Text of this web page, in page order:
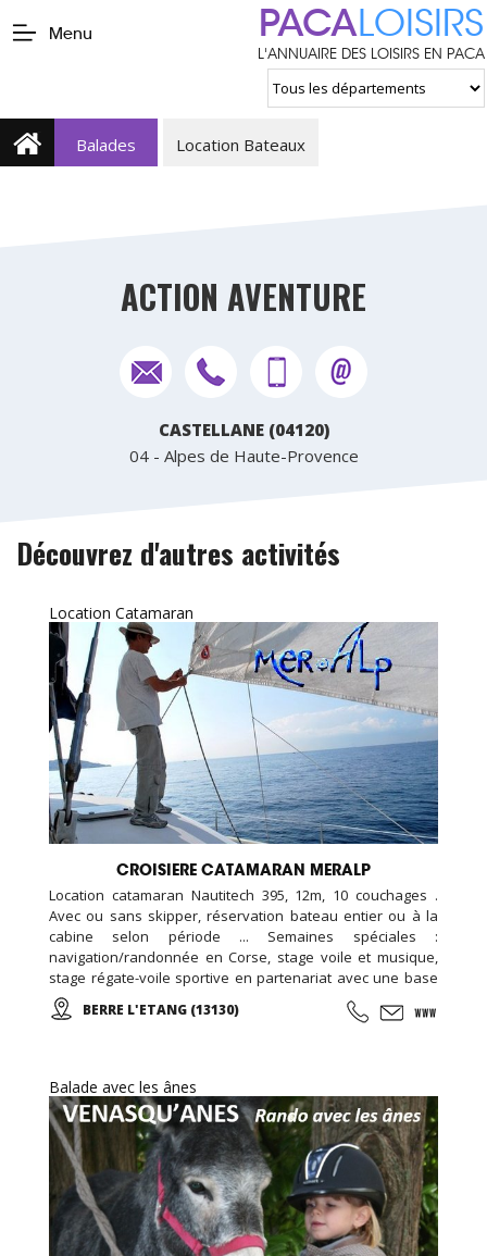
Menu PACALOISIRS
L'ANNUAIRE DES LOISIRS EN PACA
Balades Location Bateaux
ACTION AVENTURE
CASTELLANE (04120)
04 - Alpes de Haute-Provence
Découvrez d'autres activités
Location Catamaran
CROISIERE CATAMARAN MERALP
Location catamaran Nautitech 395, 12m, 10 couchages .
Avec ou sans skipper, réservation bateau entier ou à la
cabine selon période ... Semaines spéciales :
navigation/randonnée en Corse, stage voile et musique,
stage régate-voile sportive en partenariat avec une base
de voile... Croisières et sorties sur mesure pour les
groupes, familles, ados, congrès.
BERRE L'ETANG (13130)
Balade avec les ânes